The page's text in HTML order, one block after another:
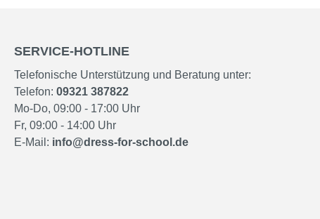
SERVICE-HOTLINE
Telefonische Unterstützung und Beratung unter:
Telefon: 09321 387822
Mo-Do, 09:00 - 17:00 Uhr
Fr, 09:00 - 14:00 Uhr
E-Mail: info@dress-for-school.de